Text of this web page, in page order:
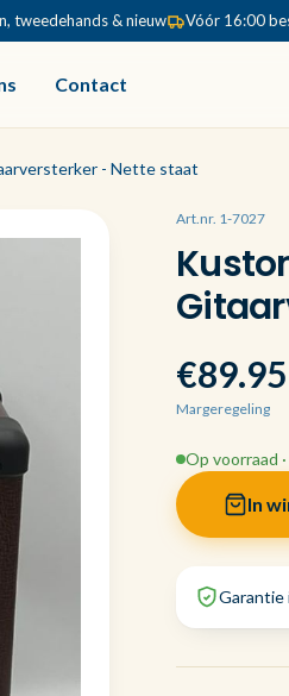
tweedehands & nieuw Vóór 16:00
Contact
- Nette staat
Art.nr. 1-7027
€89.95
Margeregeling
Op voorraad
In
Garantie